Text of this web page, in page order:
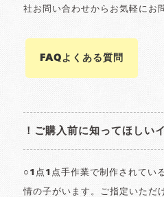
社お問い合わせからお気軽にお
FAQよくある質問
！ご購入前に知ってほしい
○1点1点手作業で制作されてい
情の子がいます。ご指定いただ